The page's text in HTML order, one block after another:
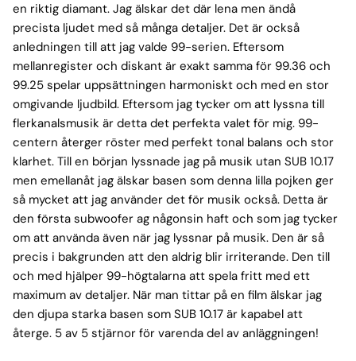
en riktig diamant. Jag älskar det där lena men ändå
precista ljudet med så många detaljer. Det är också
anledningen till att jag valde 99-serien. Eftersom
mellanregister och diskant är exakt samma för 99.36 och
99.25 spelar uppsättningen harmoniskt och med en stor
omgivande ljudbild. Eftersom jag tycker om att lyssna till
flerkanalsmusik är detta det perfekta valet för mig. 99-
centern återger röster med perfekt tonal balans och stor
klarhet. Till en början lyssnade jag på musik utan SUB 10.17
men emellanåt jag älskar basen som denna lilla pojken ger
så mycket att jag använder det för musik också. Detta är
den första subwoofer ag någonsin haft och som jag tycker
om att använda även när jag lyssnar på musik. Den är så
precis i bakgrunden att den aldrig blir irriterande. Den till
och med hjälper 99-högtalarna att spela fritt med ett
maximum av detaljer. När man tittar på en film älskar jag
den djupa starka basen som SUB 10.17 är kapabel att
återge. 5 av 5 stjärnor för varenda del av anläggningen!